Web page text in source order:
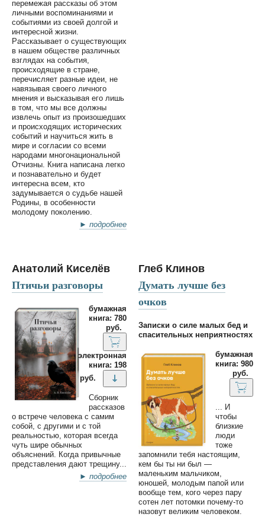
перемежая рассказы об этом
личными воспоминаниями и
событиями из своей долгой и
интересной жизни.
Рассказывает о существующих
в нашем обществе различных
взглядах на события,
происходящие в стране,
перечисляет разные идеи, не
навязывая своего личного
мнения и высказывая его лишь
в том, что мы все должны
извлечь опыт из произошедших
и происходящих исторических
событий и научиться жить в
мире и согласии со всеми
народами многонациональной
Отчизны. Книга написана легко
и познавательно и будет
интересна всем, кто
задумывается о судьбе нашей
Родины, в особенности
молодому поколению.
► подробнее
Анатолий Киселёв
Птичьи разговоры
бумажная
книга: 780
руб.
электронная
книга: 198
руб.
Сборник
рассказов
о встрече человека с самим
собой, с другими и с той
реальностью, которая всегда
чуть шире обычных
объяснений. Когда привычные
представления дают трещину...
► подробнее
Глеб Клинов
Думать лучше без
очков
Записки о силе малых бед и
спасительных неприятностях
бумажная
книга: 980
руб.
... И
чтобы
близкие
люди
тоже
запомнили тебя настоящим,
кем бы ты ни был —
маленьким мальчиком,
юношей, молодым папой или
вообще тем, кого через пару
сотен лет потомки почему-то
назовут великим человеком.